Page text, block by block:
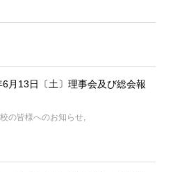
月13日〔土〕理事会及び総会報
の皆様へのお知らせ